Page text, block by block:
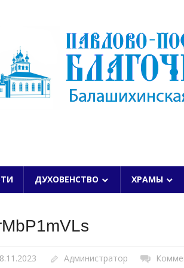
ДУХОВЕНСТВО ХРАМЫ
Администратор